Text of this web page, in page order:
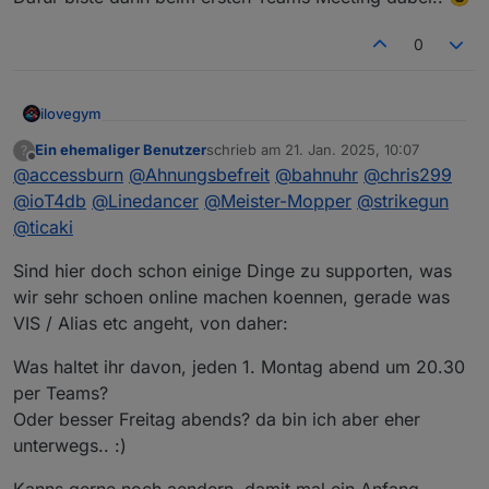
0
ilovegym
Willkommen beim Stammtisch im Raum Rhein-Main-
Hessen
? Ein ehemaliger Benutzerschrieb am 21. Jan. 2025, 10:07
zuletzt editiert von
@accessburn @Ahnungsbefreit @bahnuhr @chris299
@ioT4db @Linedancer @Meister-Mopper @strikegun
@ticaki
Sind hier doch schon einige Dinge zu supporten, was
wir sehr schoen online machen koennen, gerade was
VIS / Alias etc angeht, von daher:
Was haltet ihr davon, jeden 1. Montag abend um 20.30
per Teams?
Oder besser Freitag abends? da bin ich aber eher
unterwegs.. :)